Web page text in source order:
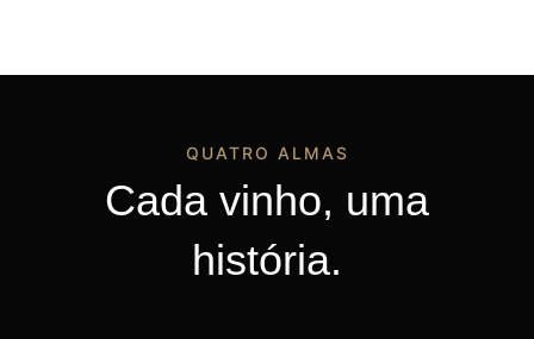
QUATRO ALMAS
Cada vinho, uma
história.